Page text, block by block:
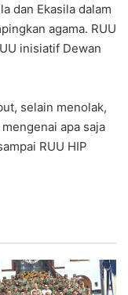
dan Ekasila dalam
agama. RUU
inisiatif Dewan
selain menolak,
apa saja
RUU HIP